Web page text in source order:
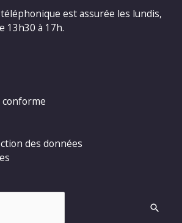
est assurée les lundis,
13h30 à 17h.
conforme
des données